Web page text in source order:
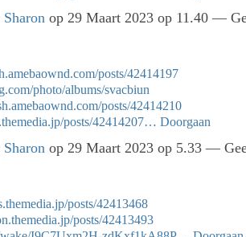
Sharon op 29 Maart 2023 op 11.40 —
posts/42414197
photo/albums/svacbiun
posts/42414210
posts/42414207… Doorgaan
Sharon op 29 Maart 2023 op 5.33 —
posts/42413468
posts/42413493